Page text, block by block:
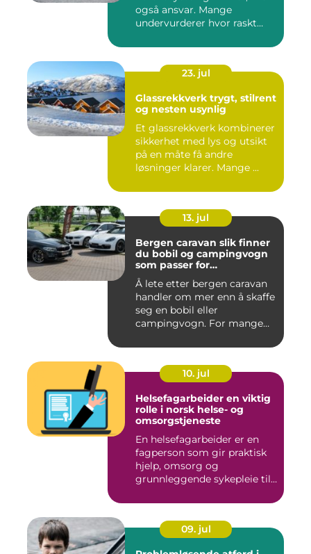
også ansvar. Mange
undervurderer hvor raskt
23. jul
Glassrekkverk trygt, stilrent
og nesten usynlig
Et glassrekkverk kombinerer
sikkerhet med lys og utsikt
på en måte få andre
løsninger klarer. Mange ...
13. jul
Bergen caravan slik finner
du bobil og campingvogn
som passer for
vestlandsværet
Å lete etter bergen caravan
handler om mer enn å skaffe
seg en bobil eller
campingvogn. For mange
10. jul
Helsefagarbeider en viktig
rolle i norsk helse- og
omsorgstjeneste
En helsefagarbeider er en
fagperson som gir praktisk
hjelp, omsorg og
grunnleggende sykepleie til
09. jul